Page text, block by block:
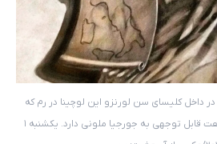
داخل کلیسای سن لورنزو این لوچینا در رم که
نشان می‌دهد یک فرشته شباهت قابل توجهی به جورجیا ملونی دارد. یکشنبه ۱